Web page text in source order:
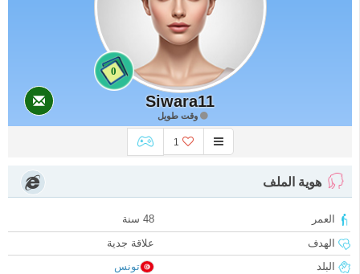
0
Siwara11
وقت طويل
1
هوية الملف
العمر
48 سنة
الهدف
علاقة جدية
البلد
تونس